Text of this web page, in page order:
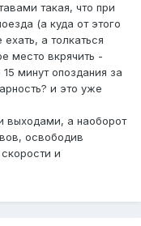
такая, что при
(а куда от этого
а толкаться
место вкрячить -
минут опоздания за
и это уже
выходами, а наоборот
освободив
и